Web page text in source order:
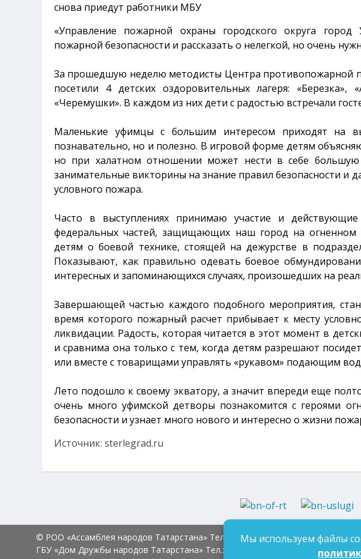
снова приедут работники МБУ
«Управление пожарной охраны городского округа
пожарной безопасности и рассказать о нелегкой, но очень
За прошедшую неделю методисты Центра противопожарной
посетили 4 детских оздоровительных лагеря: «Березка»,
«Черемушки». В каждом из них дети с радостью встречали
Маленькие уфимцы с большим интересом приходят на
познавательно, но и полезно. В игровой форме детям
но при халатном отношении может нести в себе большую
занимательные викторины на знание правил безопасности и
условного пожара.
Часто в выступлениях принимаю участие и
федеральных частей, защищающих наш город на огненном
детям о боевой технике, стоящей на дежурстве в
Показывают, как правильно одевать боевое
интересных и запоминающихся случаях, произошедших на
Завершающей частью каждого подобного мероприятия,
время которого пожарный расчет прибывает к месту
ликвидации. Радость, которая читается в этот момент в
и сравнима она только с тем, когда детям разрешают
или вместе с товарищами управлять «рукавом» подающим
Лето подошло к своему экватору, а значит впереди еще
очень много уфимской детворы познакомится с героями
безопасности и узнает много нового и интересно о жизни
Источник: sterlegrad.ru
© РОО «Ассамблея народов Татарстана» Тел.: 8 (843) 237-97-99E-mail:an-
ГБУ «Дом Дружбы народов Татарстана» Тел.:
E-mail:
Мы используем файлы